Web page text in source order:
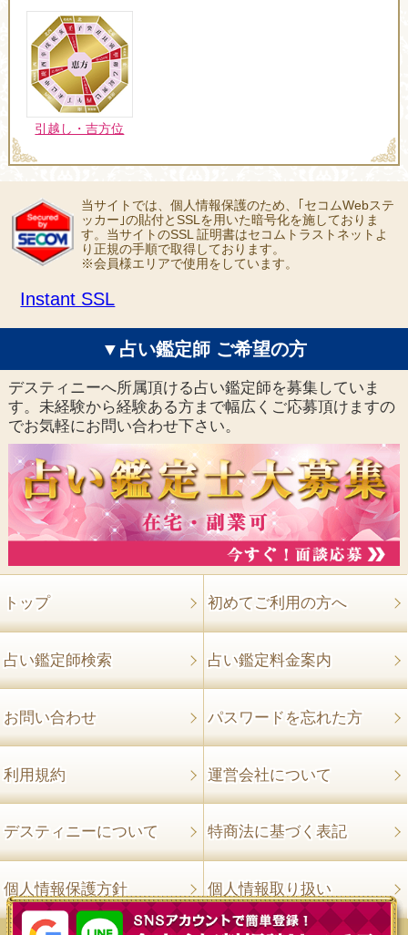
引越し・吉方位
当サイトでは、個人情報保護のため、｢セコムWebステ
ッカー｣の貼付とSSLを用いた暗号化を施しておりま
す。当サイトのSSL 証明書はセコムトラストネットよ
り正規の手順で取得しております。
※会員様エリアで使用をしています。
Instant SSL
▼占い鑑定師 ご希望の方
デスティニーへ所属頂ける占い鑑定師を募集していま
す。未経験から経験ある方まで幅広くご応募頂けますの
でお気軽にお問い合わせ下さい。
トップ 初めてご利用の方へ
占い鑑定師検索 占い鑑定料金案内
お問い合わせ パスワードを忘れた方
利用規約 運営会社について
デスティニーについて 特商法に基づく表記
個人情報保護方針 個人情報取り扱い